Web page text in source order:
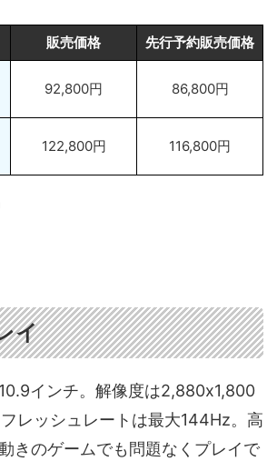
販売価格 先行予約販売価格
92,800円 86,800円
122,800円 116,800円
イ
インチ。解像度は2,880x1,800
レッシュレートは最大144Hz。高
きのゲームでも問題なくプレイで